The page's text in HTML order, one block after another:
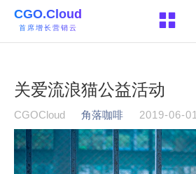
CGO.Cloud
首席增长营销云
关爱流浪猫公益活动
CGOCloud 角落咖啡 2019-06-01